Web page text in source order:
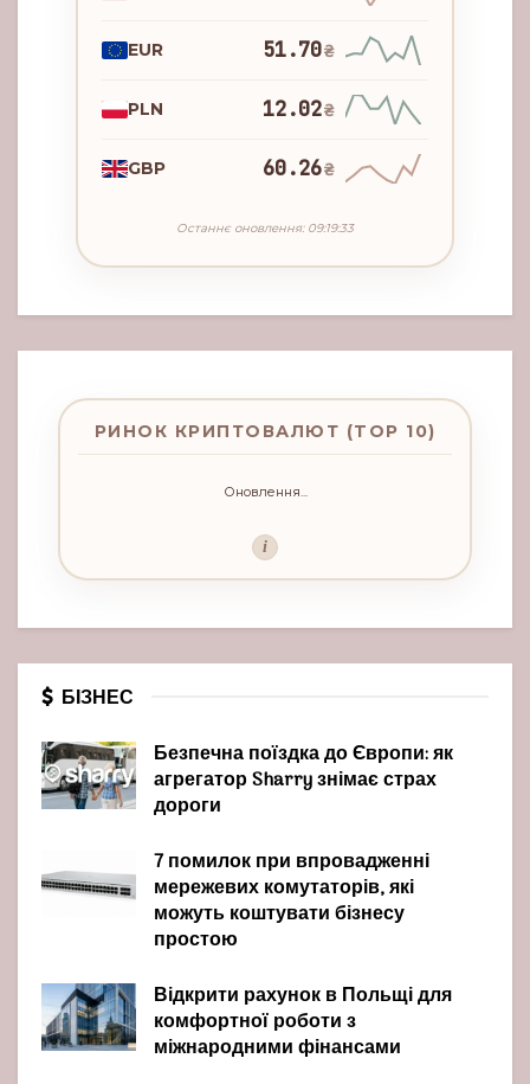
EUR 51.70₴
PLN 12.02₴
GBP 60.26₴
Останнє оновлення: 09:19:33
РИНОК КРИПТОВАЛЮТ (TOP 10)
Оновлення...
i
БІЗНЕС
Безпечна поїздка до Європи: як
агрегатор Sharry знімає страх
дороги
7 помилок при впровадженні
мережевих комутаторів, які
можуть коштувати бізнесу
простою
Відкрити рахунок в Польщі для
комфортної роботи з
міжнародними фінансами